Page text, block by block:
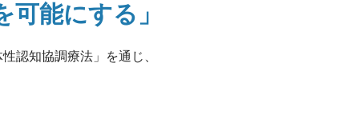
能にする」
認知協調療法」を通じ、